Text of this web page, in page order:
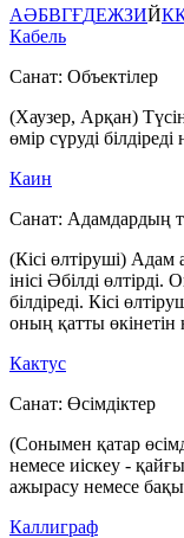
АӘБВГҒДЕЖЗИЙК
Кабель
Санат: Объектілер
(Хаузер, Арқан)
өмір сүруді
Каин
Санат: Адамдардың
(Кісі өлтіруші)
інісі Әбілді
білдіреді. Кісі
оның қатты өкінетін
Кактус
Санат: Өсімдіктер
(Сонымен қатар
немесе иіскеу -
ажырасу немесе
Каллиграф